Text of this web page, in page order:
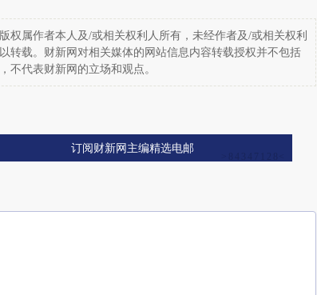
权属作者本人及/或相关权利人所有，未经作者及/或相关权利
转载。财新网对相关媒体的网站信息内容转载授权并不包括
不代表财新网的立场和观点。
订阅财新网主编精选电邮